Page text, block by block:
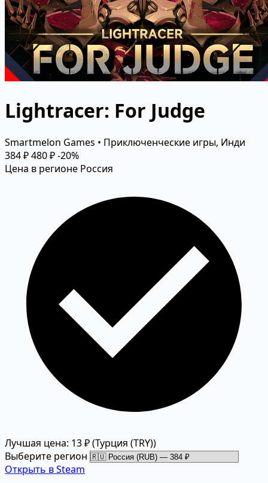
Lightracer: For Judge
Smartmelon Games • Приключенческие игры, Инди
384 ₽480 ₽-20%
Цена в регионе Россия
Лучшая цена: 13 ₽(Турция (TRY))
Выберите регион
Открыть в Steam